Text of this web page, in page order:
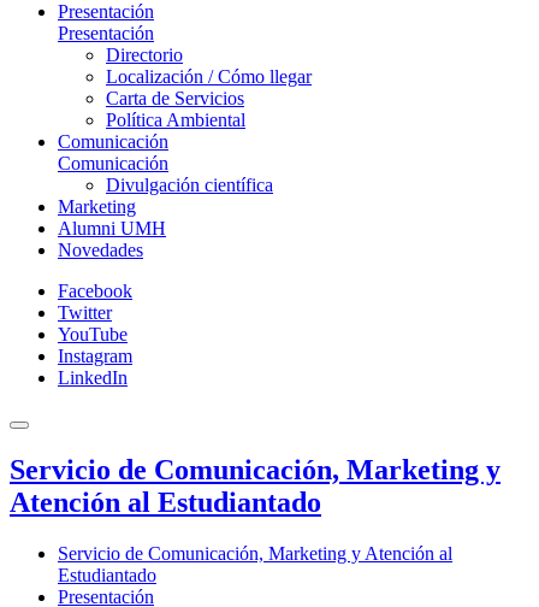
Presentación
Presentación
Directorio
Localización / Cómo llegar
Carta de Servicios
Política Ambiental
Comunicación
Comunicación
Divulgación científica
Marketing
Alumni UMH
Novedades
Facebook
Twitter
YouTube
Instagram
LinkedIn
Servicio de Comunicación, Marketing y
Atención al Estudiantado
Servicio de Comunicación, Marketing y Atención al
Estudiantado
Presentación